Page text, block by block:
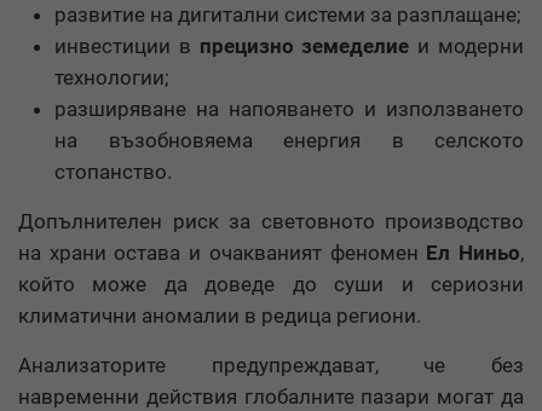
развитие на дигитални системи за разплащане;
инвестиции в прецизно земеделие и модерни
технологии;
разширяване на напояването и използването
на възобновяема енергия в селското
стопанство.
Допълнителен риск за световното производство
на храни остава и очакваният феномен Ел Ниньо,
който може да доведе до суши и сериозни
климатични аномалии в редица региони.
Анализаторите предупреждават, че без
навременни действия глобалните пазари могат да